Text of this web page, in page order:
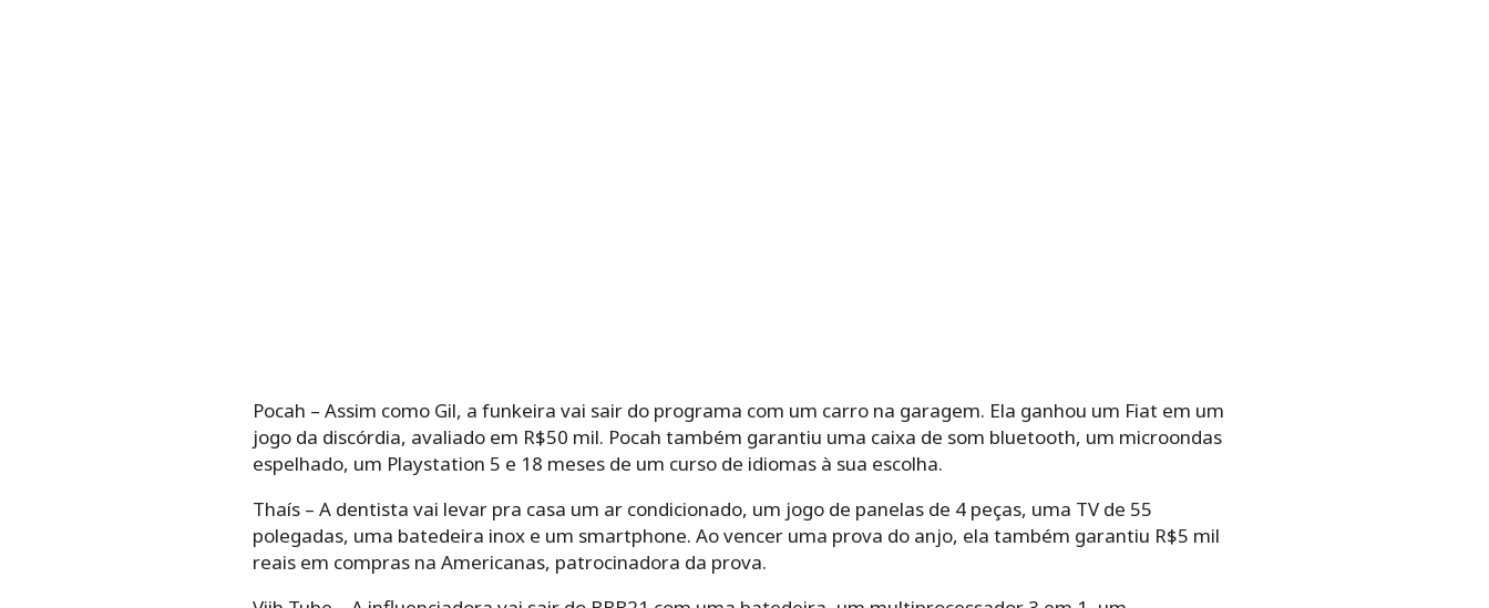
Pocah – Assim como Gil, a funkeira vai sair do programa com um carro na garagem. Ela ganhou um Fiat em um
jogo da discórdia, avaliado em R$50 mil. Pocah também garantiu uma caixa de som bluetooth, um microondas
espelhado, um Playstation 5 e 18 meses de um curso de idiomas à sua escolha.
Thaís – A dentista vai levar pra casa um ar condicionado, um jogo de panelas de 4 peças, uma TV de 55
polegadas, uma batedeira inox e um smartphone. Ao vencer uma prova do anjo, ela também garantiu R$5 mil
reais em compras na Americanas, patrocinadora da prova.